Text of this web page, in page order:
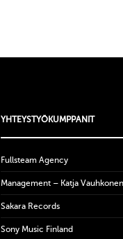
YHTEYSTYÖKUMPPANIT
Fullsteam Agency
Management – Katja Vauhkonen
Sakara Records
Sony Music Finland